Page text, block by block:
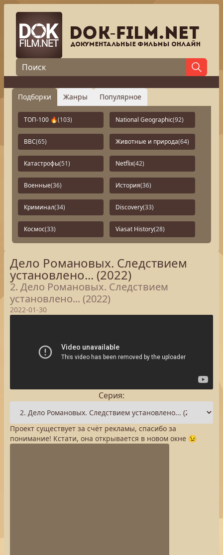
Подборки Жанры Популярное
ТОП-100 🔥(103) National Geographic(92)
BBC(65) Животные и природа(64)
Катастрофы(51) Netflix(42)
Военные(36) История(36)
Криминал(34) Discovery(33)
Космос(33) Viasat History(28)
Дело Романовых. Следствием
установлено... (2022)
2. Дело Романовых. Следствием
установлено... (2022)
2022-01-30
Серия:
Проект существует за счёт рекламы, спасибо за
понимание! Кстати, она открывается в новом окне 😉